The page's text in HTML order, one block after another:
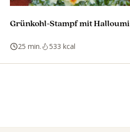
Grünkohl-Stampf mit Halloumi
25 min. 533 kcal